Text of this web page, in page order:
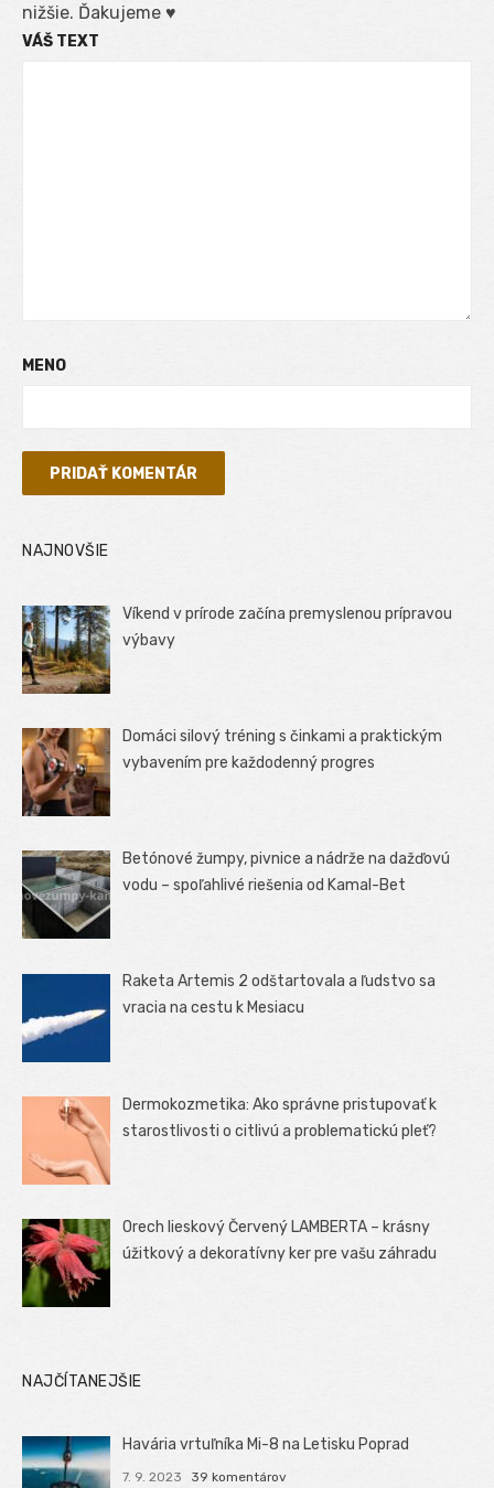
nižšie. Ďakujeme ♥
VÁŠ TEXT
MENO
NAJNOVŠIE
Víkend v prírode začína premyslenou prípravou
výbavy
Domáci silový tréning s činkami a praktickým
vybavením pre každodenný progres
Betónové žumpy, pivnice a nádrže na dažďovú
vodu – spoľahlivé riešenia od Kamal-Bet
Raketa Artemis 2 odštartovala a ľudstvo sa
vracia na cestu k Mesiacu
Dermokozmetika: Ako správne pristupovať k
starostlivosti o citlivú a problematickú pleť?
Orech lieskový Červený LAMBERTA – krásny
úžitkový a dekoratívny ker pre vašu záhradu
NAJČÍTANEJŠIE
Havária vrtuľníka Mi-8 na Letisku Poprad
7. 9. 2023 39 komentárov